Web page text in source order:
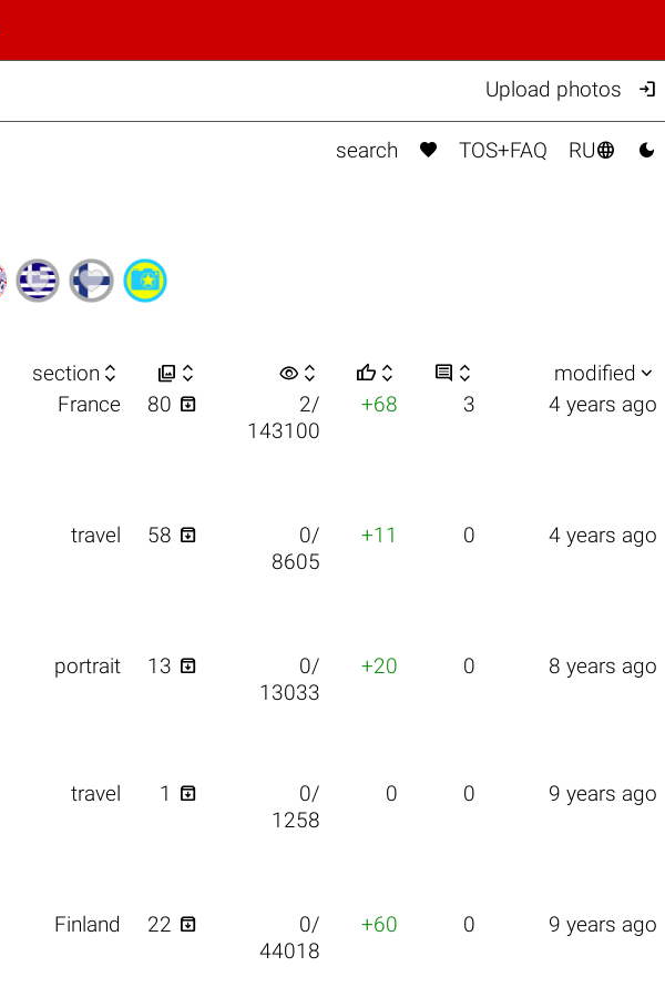
Upload photos 
search  TOS+FAQ RU 
section    visibility      modified 
France 80 
2/
143100
+68 3 4 years ago
travel 58 
0/
8605
+11 0 4 years ago
portrait 13 
0/
13033
+20 0 8 years ago
travel 1 
0/
1258
0 0 9 years ago
Finland 22 
0/
44018
+60 0 9 years ago